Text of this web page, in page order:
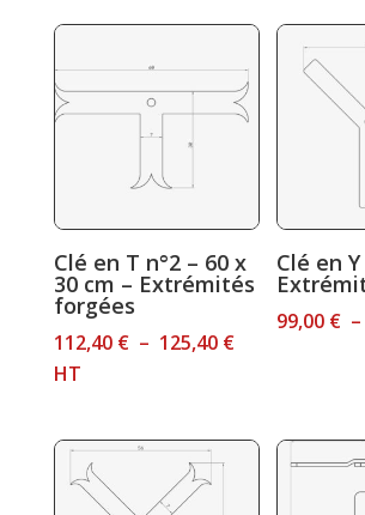
Clé en T n°2 – 60 x
30 cm – Extrémités
forgées
112,40 € – 125,40 €Plage
112,40 €
HT
Clé en Y
99,00 € –